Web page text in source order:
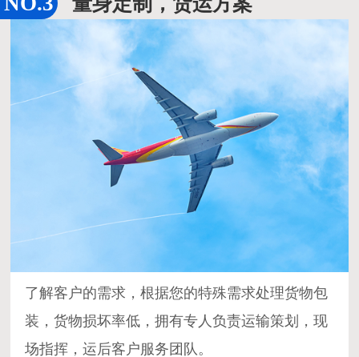
了解客户的需求，根据您的特殊需求处理货物包
装，货物损坏率低，拥有专人负责运输策划，现
场指挥，运后客户服务团队。